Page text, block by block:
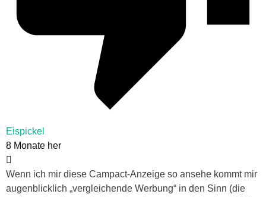
Eispickel
8 Monate her
Wenn ich mir diese Campact-Anzeige so ansehe kommt mir
augenblicklich „vergleichende Werbung“ in den Sinn (die